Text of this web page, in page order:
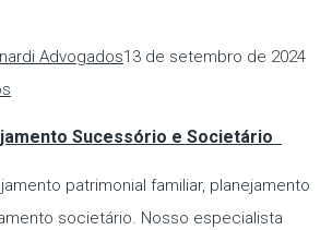
Advogados13 de setembro de 2024
Sucessório e Societário
patrimonial familiar, planejamento
societário. Nosso especialista